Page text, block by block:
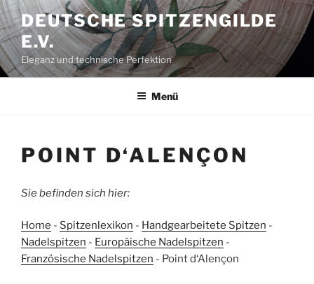
Zum
Inhalt
springen
DEUTSCHE SPITZENGILDE
E.V.
Eleganz und technische Perfektion
Menü
POINT D‘ALENÇON
Sie befinden sich hier:
Home - Spitzenlexikon - Handgearbeitete Spitzen -
Nadelspitzen - Europäische Nadelspitzen -
Französische Nadelspitzen - Point d‘Alençon